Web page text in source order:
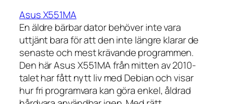
Asus X551MA
En äldre bärbar dator behöver inte vara
uttjänt bara för att den inte längre klarar de
senaste och mest krävande programmen.
Den här Asus X551MA från mitten av 2010-
talet har fått nytt liv med Debian och visar
hur fri programvara kan göra enkel, åldrad